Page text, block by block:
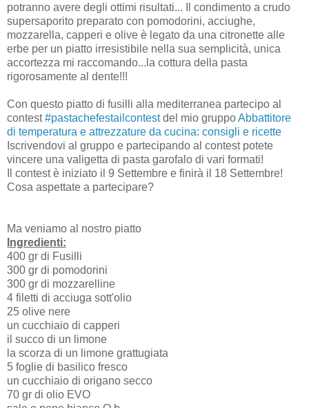
potranno avere degli ottimi risultati... Il condimento a crudo
supersaporito preparato con pomodorini, acciughe,
mozzarella, capperi e olive è legato da una citronette alle
erbe per un piatto irresistibile nella sua semplicità, unica
accortezza mi raccomando...la cottura della pasta
rigorosamente al dente!!!
Con questo piatto di fusilli alla mediterranea partecipo al
contest#pastachefestailcontestdel mio gruppoAbbattitore
di temperatura e attrezzature da cucina: consigli e ricette
Iscrivendovi al gruppo e partecipando al contest potete
vincere una valigetta di pasta garofalo di vari formati!
Il contest è iniziato il 9 Settembre e finirà il 18 Settembre!
Cosa aspettate a partecipare?
Ma veniamo al nostro piatto
Ingredienti:
400 gr di Fusilli
300 gr di pomodorini
300 gr di mozzarelline
4 filetti di acciuga sott'olio
25 olive nere
un cucchiaio di capperi
il succo di un limone
la scorza di un limone grattugiata
5 foglie di basilico fresco
un cucchiaio di origano secco
70 gr di olio EVO